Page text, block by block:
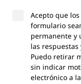
Acepto que
formulario
permanente y
las
Puedo retirar
sin indicar
electrónico a